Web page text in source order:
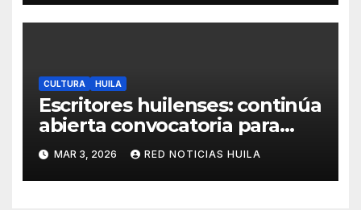
CULTURA HUILA
Escritores huilenses: continúa
abierta convocatoria para
participar en la FILBO 2026
MAR 3, 2026 RED NOTICIAS HUILA